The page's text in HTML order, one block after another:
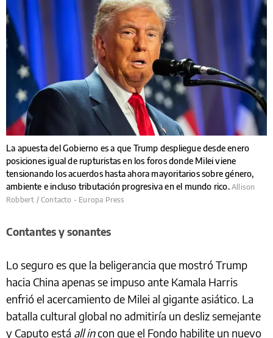
La apuesta del Gobierno es a que Trump despliegue desde enero
posiciones igual de rupturistas en los foros donde Milei viene
tensionando los acuerdos hasta ahora mayoritarios sobre género,
ambiente e incluso tributación progresiva en el mundo rico.Allison
Robbert / Contacto - Europa Press
Contantes y sonantes
Lo seguro es que la beligerancia que mostró Trump
hacia China apenas se impuso ante Kamala Harris
enfrió el acercamiento de Milei al gigante asiático. La
batalla cultural global no admitiría un desliz semejante
y Caputo está all incon que el Fondo habilite un nuevo